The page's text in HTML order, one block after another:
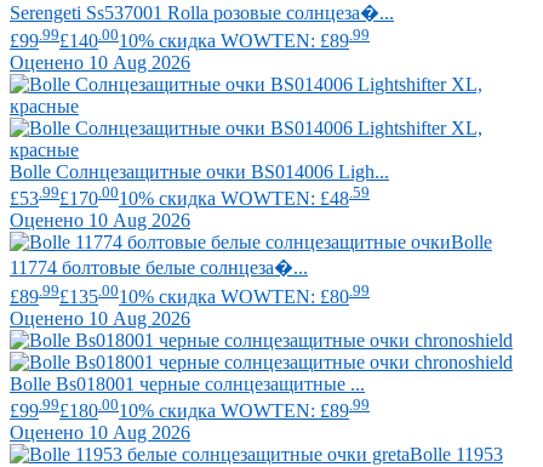
Serengeti Ss537001 Rolla розовые солнцеза�...
£99 .99£140 .0010% скидка WOWTEN: £89 .99
Оценено 10 Aug 2026
Bolle Солнцезащитные очки BS014006 Ligh...
£53.99£170.0010% скидка WOWTEN: £48.59
Оценено 10 Aug 2026
Bolle
11774 болтовые белые солнцеза�...
£89 .99£135 .0010% скидка WOWTEN: £80 .99
Оценено 10 Aug 2026
Bolle Bs018001 черные солнцезащитные ...
£99 .99£180 .0010% скидка WOWTEN: £89 .99
Оценено 10 Aug 2026
Bolle 11953